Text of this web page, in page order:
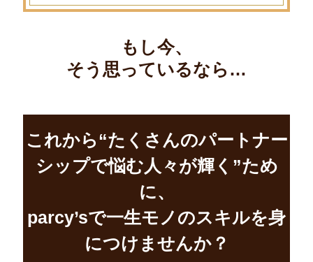
もし今、
そう思っているなら…
これから“たくさんのパートナー
シップで悩む人々が輝く”ため
に、
parcy’sで一生モノのスキルを身
につけませんか？